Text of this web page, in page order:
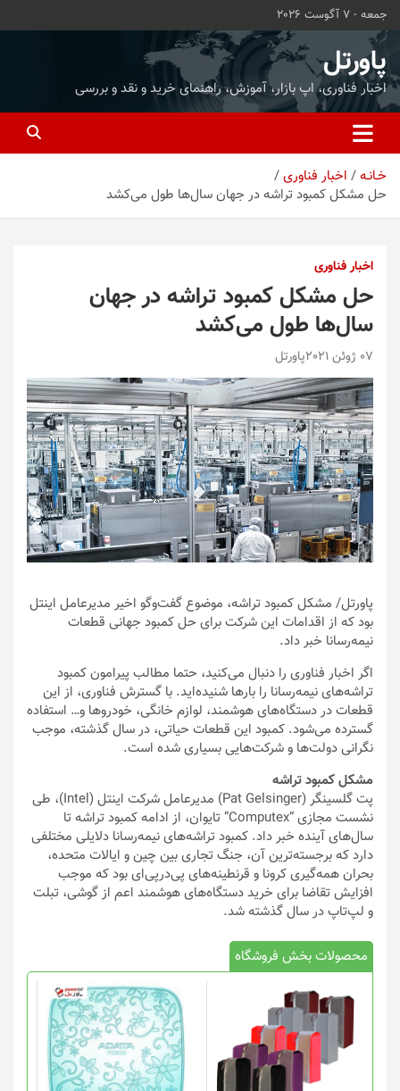
محتوا
بروید
جمعه - 7 آگوست 2026
پاورتل
اخبار فناوری، اپ بازار، آموزش، راهنمای خرید و نقد و بررسی
خـانـه
اخبار فناوری
حل مشکل کمبود تراشه در جهان سال‌ها طول می‌کشد
اخبار فناوری
حل مشکل کمبود تراشه در جهان
سال‌ها طول می‌کشد
07 ژوئن 2021 پاورتل
پاورتل/ مشکل کمبود تراشه، موضوع گفت‌وگو اخیر مدیرعامل اینتل
بود که از اقدامات این شرکت برای حل کمبود جهانی قطعات
نیمه‌رسانا خبر داد.
اگر اخبار فناوری را دنبال می‌کنید، حتما مطالب پیرامون کمبود
تراشه‌های نیمه‌رسانا را بارها شنیده‌اید. با گسترش فناوری، از این
قطعات در دستگاه‌های هوشمند، لوازم خانگی، خودروها و… استفاده
گسترده می‌شود. کمبود این قطعات حیاتی، در سال گذشته، موجب
نگرانی‌ دولت‌ها و شرکت‌هایی بسیاری شده است.
مشکل کمبود تراشه
پت گلسینگر (Pat Gelsinger) مدیرعامل شرکت اینتل (Intel)، طی
نشست مجازی “Computex” تایوان، از ادامه کمبود تراشه تا
سال‌های آینده خبر داد. کمبود تراشه‌‌های نیمه‌رسانا دلایلی مختلفی
دارد که برجسته‌ترین آن، جنگ تجاری بین چین و ایالات متحده،
بحران همه‌گیری کرونا و قرنطینه‌های پی‌درپی‌ای بود که موجب
افزایش تقاضا برای خرید دستگاه‌های هوشمند اعم از گوشی، تبلت
و لپ‌تاپ در سال گذشته شد.
محصولات بخش فروشگاه